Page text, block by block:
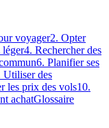
voyager2. Opter
léger4. Rechercher des
6. Planifier ses
Utiliser des
les prix des vols10.
achatGlossaire